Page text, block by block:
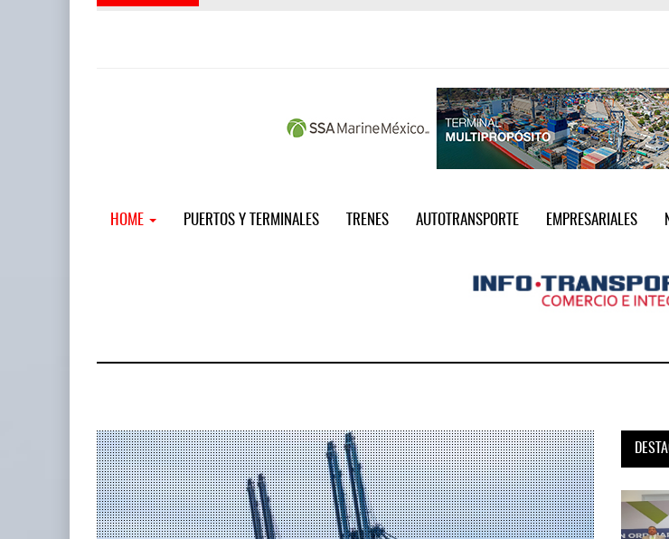
HOME PUERTOS Y TERMINALES TRENES AUTOTRANSPORTE EMPRESARIALES
MSC incorpora servicio PAMEX en
...
12 JUL 2026
MSC
...
12